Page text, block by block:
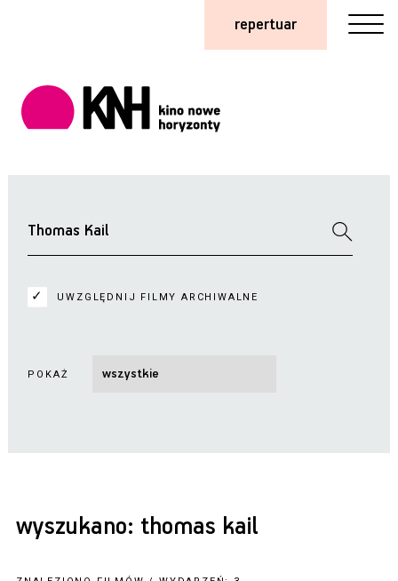
repertuar
UWZGLĘDNIJ FILMY ARCHIWALNE
POKAŻ
wyszukano: thomas kail